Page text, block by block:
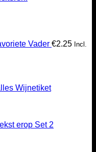
Vader €2.25 Incl.
Wijnetiket
Set 2